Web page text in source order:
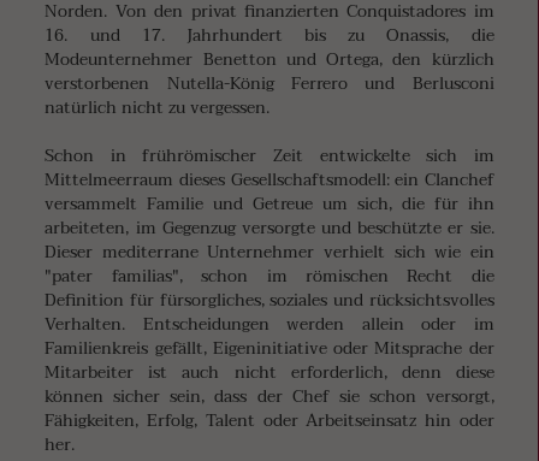
Norden. Von den privat finanzierten Conquistadores im
16. und 17. Jahrhundert bis zu Onassis, die
Modeunternehmer Benetton und Ortega, den kürzlich
verstorbenen Nutella-König Ferrero und Berlusconi
natürlich nicht zu vergessen.
Schon in frührömischer Zeit entwickelte sich im
Mittelmeerraum dieses Gesellschaftsmodell: ein Clanchef
versammelt Familie und Getreue um sich, die für ihn
arbeiteten, im Gegenzug versorgte und beschützte er sie.
Dieser mediterrane Unternehmer verhielt sich wie ein
"pater familias", schon im römischen Recht die
Definition für fürsorgliches, soziales und rücksichtsvolles
Verhalten. Entscheidungen werden allein oder im
Familienkreis gefällt, Eigeninitiative oder Mitsprache der
Mitarbeiter ist auch nicht erforderlich, denn diese
können sicher sein, dass der Chef sie schon versorgt,
Fähigkeiten, Erfolg, Talent oder Arbeitseinsatz hin oder
her.